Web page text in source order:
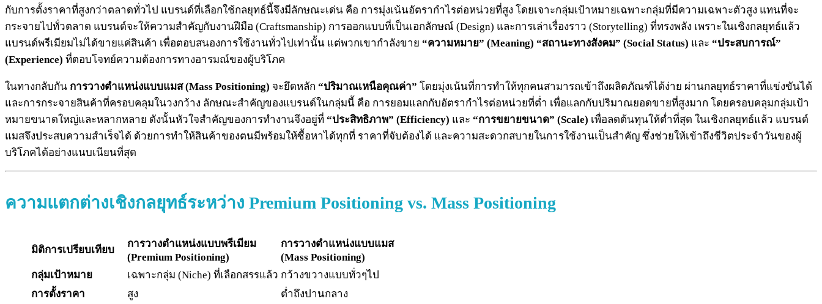
กับการตั้งราคาที่สูงกว่าตลาดทั่วไป แบรนด์ที่เลือกใช้กลยุทธ์นี้จึงมีลักษณะเด่น คือ การมุ่งเน้นอัตรากำไรต่อหน่วยที่สูง โดยเจาะกลุ่มเป้าหมายเฉพาะกลุ่มที่มีความเฉพาะตัวสูง แทนที่จะ
กระจายไปทั่วตลาด แบรนด์จะให้ความสำคัญกับงานฝีมือ (Craftsmanship) การออกแบบที่เป็นเอกลักษณ์ (Design) และการเล่าเรื่องราว (Storytelling) ที่ทรงพลัง เพราะในเชิงกลยุทธ์แล้ว
แบรนด์พรีเมียมไม่ได้ขายแค่สินค้า เพื่อตอบสนองการใช้งานทั่วไปเท่านั้น แต่พวกเขากำลังขาย “ความหมาย” (Meaning) “สถานะทางสังคม” (Social Status) และ “ประสบการณ์”
(Experience) ที่ตอบโจทย์ความต้องการทางอารมณ์ของผู้บริโภค
ในทางกลับกัน การวางตำแหน่งแบบแมส (Mass Positioning) จะยึดหลัก “ปริมาณเหนือคุณค่า” โดยมุ่งเน้นที่การทำให้ทุกคนสามารถเข้าถึงผลิตภัณฑ์ได้ง่าย ผ่านกลยุทธ์ราคาที่แข่งขันได้
และการกระจายสินค้าที่ครอบคลุมในวงกว้าง ลักษณะสำคัญของแบรนด์ในกลุ่มนี้ คือ การยอมแลกกับอัตรากำไรต่อหน่วยที่ต่ำ เพื่อแลกกับปริมาณยอดขายที่สูงมาก โดยครอบคลุมกลุ่มเป้า
หมายขนาดใหญ่และหลากหลาย ดังนั้นหัวใจสำคัญของการทำงานจึงอยู่ที่ “ประสิทธิภาพ” (Efficiency) และ “การขยายขนาด” (Scale) เพื่อลดต้นทุนให้ต่ำที่สุด ในเชิงกลยุทธ์แล้ว แบรนด์
แมสจึงประสบความสำเร็จได้ ด้วยการทำให้สินค้าของตนมีพร้อมให้ซื้อหาได้ทุกที่ ราคาที่จับต้องได้ และความสะดวกสบายในการใช้งานเป็นสำคัญ ซึ่งช่วยให้เข้าถึงชีวิตประจำวันของผู้
บริโภคได้อย่างแนบเนียนที่สุด
ความแตกต่างเชิงกลยุทธ์ระหว่าง Premium Positioning vs. Mass Positioning
มิติการเปรียบเทียบ
การวางตำแหน่งแบบพรีเมียม
(Premium Positioning)
การวางตำแหน่งแบบแมส
(Mass Positioning)
กลุ่มเป้าหมาย
เฉพาะกลุ่ม (Niche) ที่เลือกสรรแล้ว กว้างขวางแบบทั่วๆไป
การตั้งราคา
สูง
ต่ำถึงปานกลาง